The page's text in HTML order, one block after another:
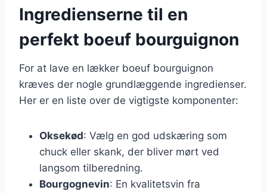
Ingredienserne til en
perfekt boeuf bourguignon
For at lave en lækker boeuf bourguignon
kræves der nogle grundlæggende ingredienser.
Her er en liste over de vigtigste komponenter:
Oksekød: Vælg en god udskæring som
chuck eller skank, der bliver mørt ved
langsom tilberedning.
Bourgognevin: En kvalitetsvin fra